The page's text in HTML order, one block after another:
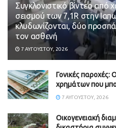
Συγκλονιστικό βίντεο από
σεισμού των 7,1R στην
κλυδωνίζονται, δύο
τον ασθενή
7 ΑΥΓΟΎΣΤΟΥ, 2026
Γονικές παροχές:
χρημάτων που
7 ΑΥΓΟΎΣΤΟΥ, 2026
Οικογενειακή